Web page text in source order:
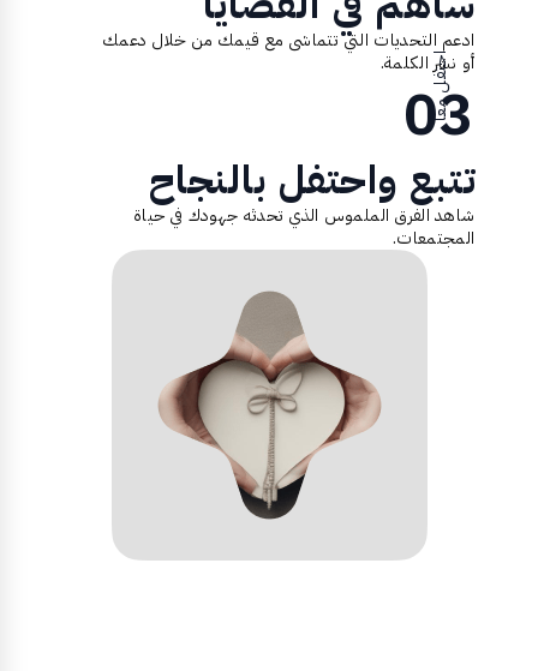
ادعم التحديات التي تتماشى مع قيمك من خلال دعمك
أو نشر الكلمة.
احتفل معاً
03
تتبع واحتفل بالنجاح
شاهد الفرق الملموس الذي تحدثه جهودك في حياة
المجتمعات.